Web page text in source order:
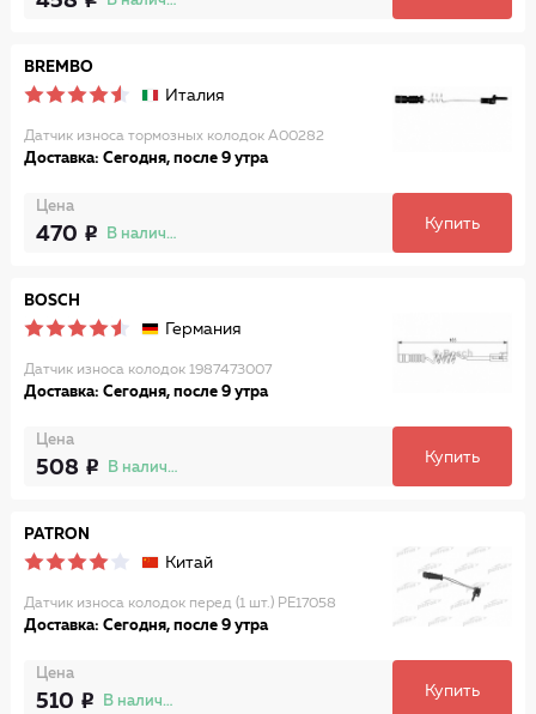
BREMBO
Италия
Датчик износа тормозных колодок A00282
Доставка: Сегодня, после 9 утра
Цена
470 В наличии
Купить
BOSCH
Германия
Датчик износа колодок 1987473007
Доставка: Сегодня, после 9 утра
Цена
508 В наличии
Купить
PATRON
Китай
Датчик износа колодок перед (1 шт.) PE17058
Доставка: Сегодня, после 9 утра
Цена
510 В наличии
Купить